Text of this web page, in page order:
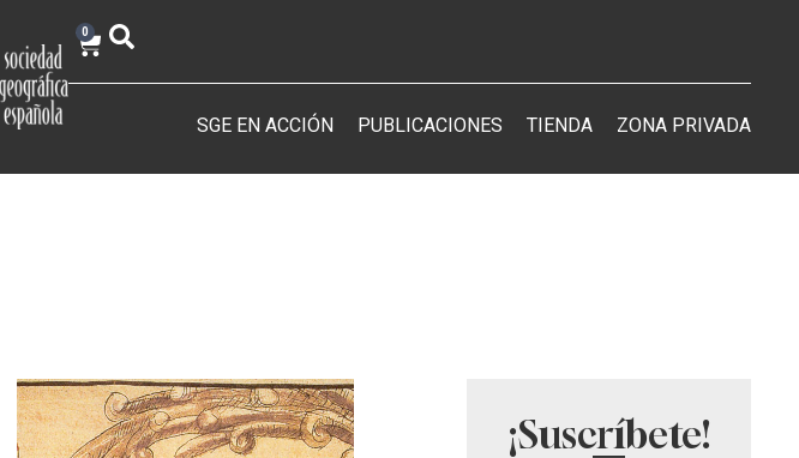
0
SGE EN ACCIÓN PUBLICACIONES TIENDA ZONA PRIVADA
¡Suscríbete!